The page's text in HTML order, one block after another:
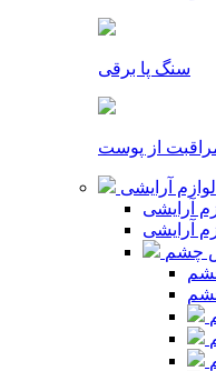
سنگ پا برقی
مراقبت از پوست
لوازم آرایشی
آرایشی
آرایشی
چشم